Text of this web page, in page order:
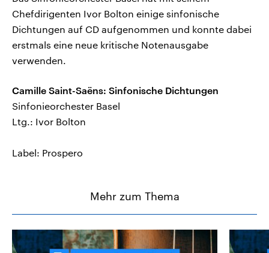
Chefdirigenten Ivor Bolton einige sinfonische
Dichtungen auf CD aufgenommen und konnte dabei
erstmals eine neue kritische Notenausgabe
verwenden.
Camille Saint-Saëns: Sinfonische Dichtungen
Sinfonieorchester Basel
Ltg.: Ivor Bolton
Label: Prospero
Mehr zum Thema